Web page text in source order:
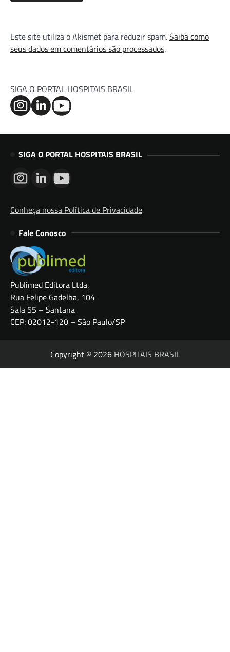
Este site utiliza o Akismet para reduzir spam.Saiba como
seus dados em comentários são processados.
SIGA O PORTAL HOSPITAIS BRASIL
SIGA O PORTAL HOSPITAIS BRASIL
Conheça nossa Política de Privacidade
Fale Conosco
Publimed Editora Ltda.
Rua Felipe Gadelha, 104
Sala 55 – Santana
CEP: 02012-120 – São Paulo/SP
Copyright © 2026 HOSPITAIS BRASIL